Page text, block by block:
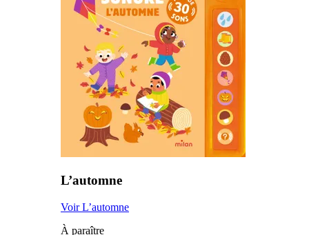
L’automne
Voir L’automne
À paraître